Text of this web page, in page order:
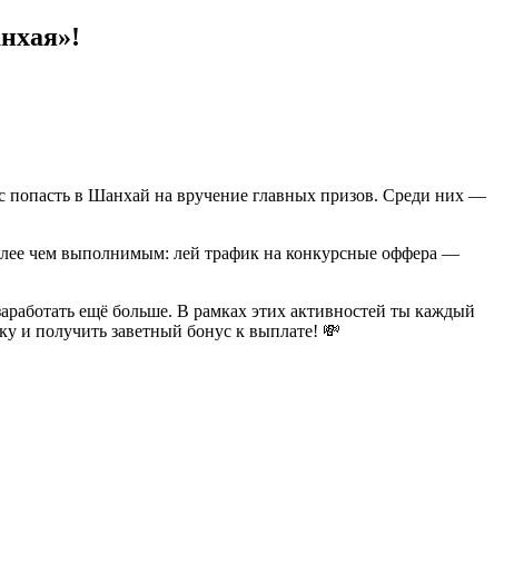
попасть в Шанхай на вручение главных призов. Среди них —
чем выполнимым: лей трафик на конкурсные оффера —
ещё больше. В рамках этих активностей ты каждый
и получить заветный бонус к выплате! 💸